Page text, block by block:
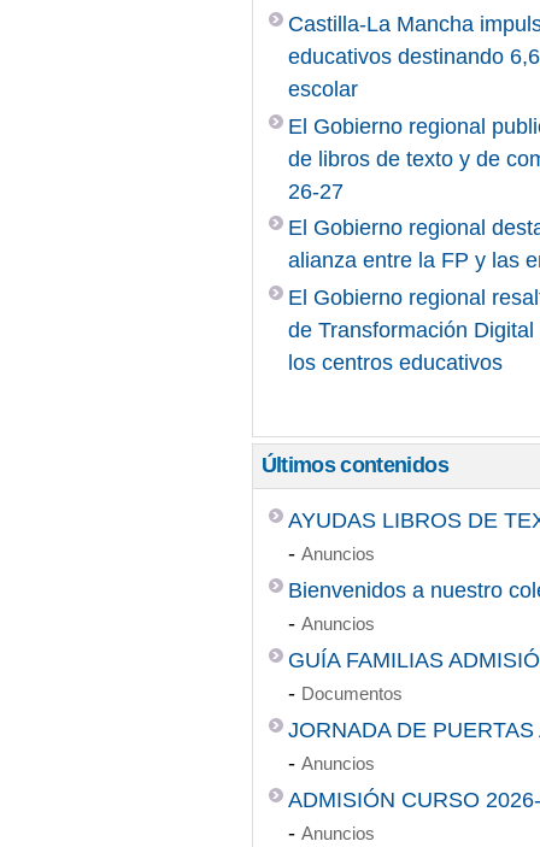
Castilla-La Mancha
educativos destinando
escolar
El Gobierno regional
de libros de texto y de
26-27
El Gobierno regional
alianza entre la FP y las
El Gobierno regional
de Transformación
los centros educativos
Últimos contenidos
AYUDAS LIBROS DE
- Anuncios
Bienvenidos a nuestro
- Anuncios
GUÍA FAMILIAS
- Documentos
JORNADA DE
- Anuncios
ADMISIÓN CURSO
- Anuncios